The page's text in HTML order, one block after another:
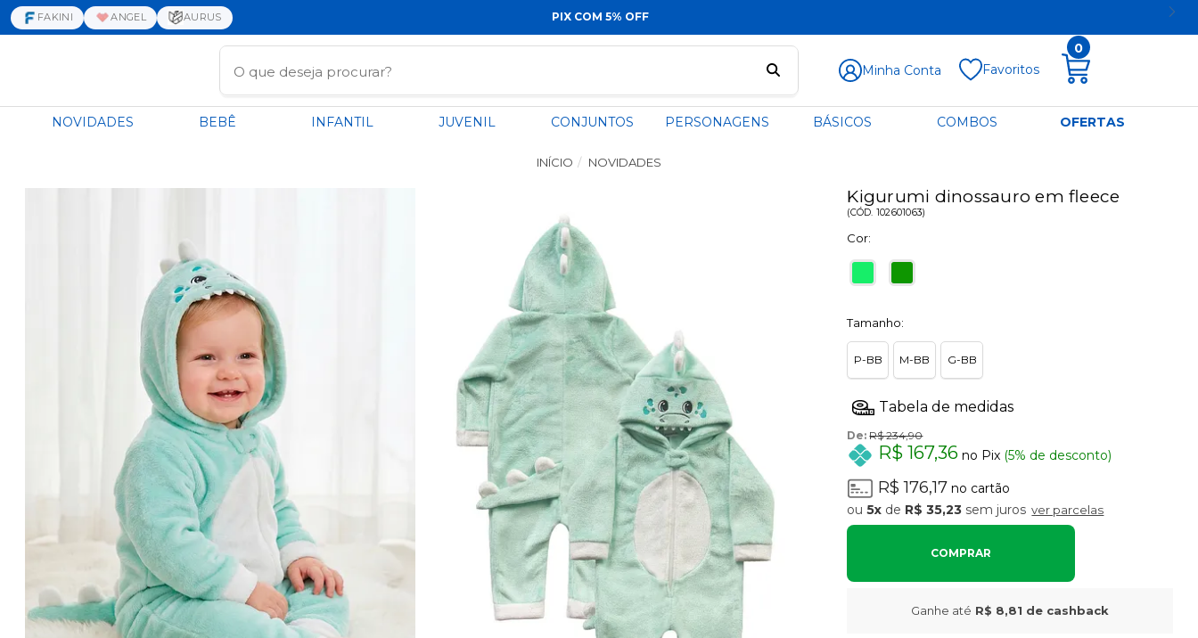
FAKINI ANGEL AURUS PIX COM 5% OFF
Minha Conta Favoritos
0
NOVIDADES BEBÊ INFANTIL JUVENIL CONJUNTOS PERSONAGENS BÁSICOS COMBOS OFERTAS
INÍCIO NOVIDADES
Kigurumi dinossauro em fleece
(CÓD. 102601063)
Cor:
Tamanho:
P-BB M-BB G-BB
De:R$ 234,90
R$ 167,36 no Pix (5% de desconto)
R$ 176,17 no cartão
5x de R$ 35,23 sem juros ver parcelas
COMPRAR
Ganhe até R$ 8,81 de cashback